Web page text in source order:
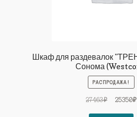
Шкаф для раздевалок
Сонома
РАСПРОДАЖА!
27463₽ 25350₽